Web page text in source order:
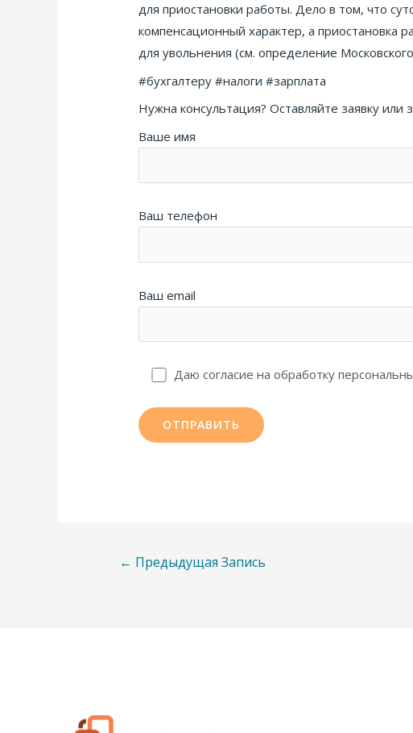
для приостановки работы. Дело в том, что
компенсационный характер, а приостановка
для увольнения (см. определение
#бухгалтеру #налоги #зарплата
Нужна консультация? Оставляйте заявку или
Ваше имя
Ваш телефон
Ваш email
Даю согласие на обработку
Навигация
← Предыдущая Запись